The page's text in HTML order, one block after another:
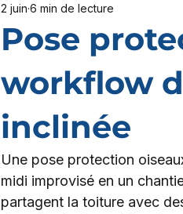
Pose
workflow
inclinée
2 juin 6 min de lecture
Une pose protection
midi improvisé en un
partagent la toiture avec